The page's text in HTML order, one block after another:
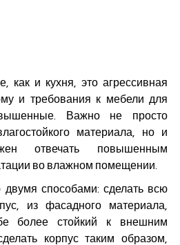
как и кухня, это агрессивная
и требования к мебели для
Важно не просто
материала, но и
отвечать повышенным
во влажном помещении.
двумя способами: сделать всю
из фасадного материала,
более стойкий к внешним
корпус таким образом,